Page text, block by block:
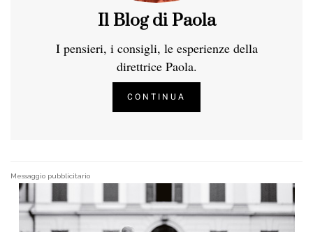
Il Blog di Paola
I pensieri, i consigli, le esperienze della
direttrice Paola.
CONTINUA
Messaggio pubblicitario